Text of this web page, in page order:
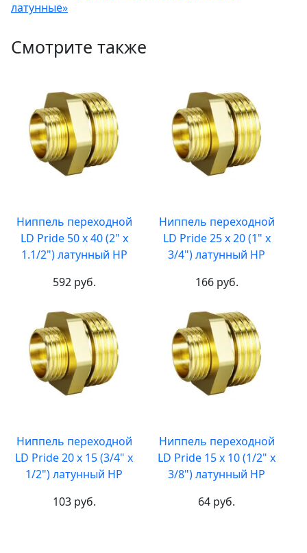
латунные»
Смотрите также
Ниппель переходной
LD Pride 50 х 40 (2" х
1.1/2") латунный НР
592 руб.
Ниппель переходной
LD Pride 25 х 20 (1" х
3/4") латунный НР
166 руб.
Ниппель переходной
LD Pride 20 х 15 (3/4" х
1/2") латунный НР
103 руб.
Ниппель переходной
LD Pride 15 х 10 (1/2" х
3/8") латунный НР
64 руб.